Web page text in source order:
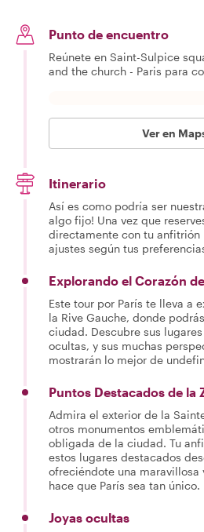
Punto de encuentro
Reúnete en Saint-Sulpice
and the church - Paris para
Ver en
Itinerario
Así es como podría ser
algo fijo! Una vez que
directamente con tu anfitrión
ajustes según tus
Explorando el Corazón
Este tour por París te lleva a
la Rive Gauche, donde
ciudad. Descubre sus
ocultas, y sus muchas
mostrarán lo mejor de
Puntos Destacados de la
Admira el exterior de la
otros monumentos
obligada de la ciudad. Tu
estos lugares destacados
ofreciéndote una
hace que París sea tan único.
Joyas ocultas